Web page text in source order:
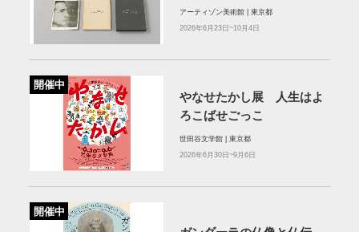
アーティゾン美術館 | 東京都
2026年6月23日~10月4日
開催中
やなせたかし展 人生はよ
ろこばせごっこ
世田谷文学館 | 東京都
2026年6月30日~9月6日
開催中